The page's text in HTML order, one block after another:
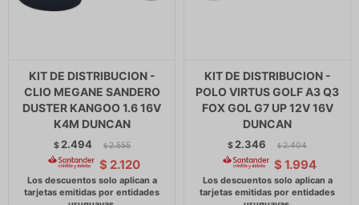
KIT DE DISTRIBUCION -
CLIO MEGANE SANDERO
DUSTER KANGOO 1.6 16V
K4M DUNCAN
$ 2.494 $ 2.555
$ 2.120
KIT DE DISTRIBUCION -
POLO VIRTUS GOLF A3 Q3
FOX GOL G7 UP 12V 16V
DUNCAN
$ 2.346 $ 2.404
$ 1.994